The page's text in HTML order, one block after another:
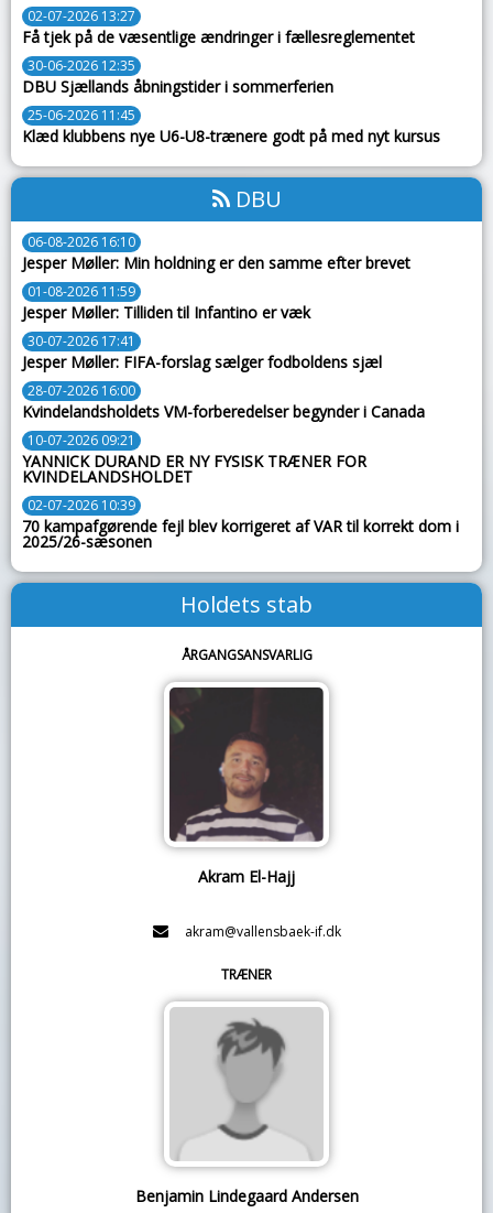
02-07-2026 13:27
Få tjek på de væsentlige ændringer i fællesreglementet
30-06-2026 12:35
DBU Sjællands åbningstider i sommerferien
25-06-2026 11:45
Klæd klubbens nye U6-U8-trænere godt på med nyt kursus
DBU
06-08-2026 16:10
Jesper Møller: Min holdning er den samme efter brevet
01-08-2026 11:59
Jesper Møller: Tilliden til Infantino er væk
30-07-2026 17:41
Jesper Møller: FIFA-forslag sælger fodboldens sjæl
28-07-2026 16:00
Kvindelandsholdets VM-forberedelser begynder i Canada
10-07-2026 09:21
YANNICK DURAND ER NY FYSISK TRÆNER FOR
KVINDELANDSHOLDET
02-07-2026 10:39
70 kampafgørende fejl blev korrigeret af VAR til korrekt dom i
2025/26-sæsonen
Holdets stab
ÅRGANGSANSVARLIG
Akram El-Hajj
akram@vallensbaek-if.dk
TRÆNER
Benjamin Lindegaard Andersen